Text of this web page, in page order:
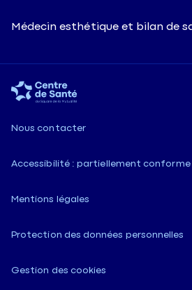
Médecin esthétique et bilan de
Nous contacter
Accessibilité : partiellement conforme
Mentions légales
Protection des données personnelles
Gestion des cookies